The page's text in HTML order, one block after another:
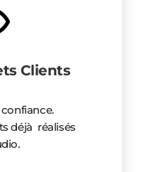
Clients
déjà réalisés